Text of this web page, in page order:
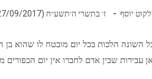
יוסף ז׳ בתשרי ה׳תשע״ח (27/09/2017)
השונה הלכות בכל יום מובטח לו שהוא
עבירות שבין אדם לחברו אין יום הכפורים